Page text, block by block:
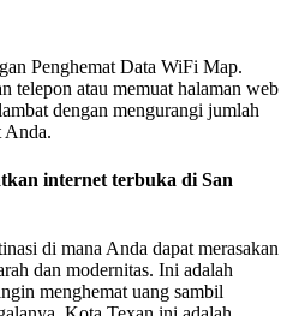
Penghemat Data WiFi Map.
telepon atau memuat halaman web
dengan mengurangi jumlah
Anda.
internet terbuka di San
di mana Anda dapat merasakan
dan modernitas. Ini adalah
menghemat uang sambil